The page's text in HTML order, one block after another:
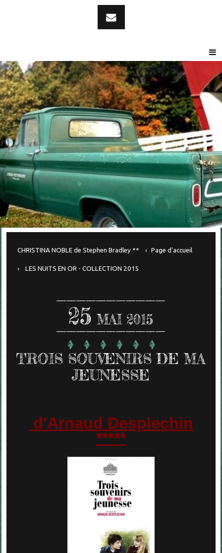
CHRISTINA NOBLE de Stephen Bradley ** Page d'accueil
LES NUITS EN OR - COLLECTION 2015
25 MAI 2015
TROIS SOUVENIRS DE MA
JEUNESSE
d'Arnaud Desplechin
*****